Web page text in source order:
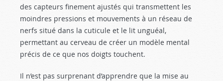
des capteurs finement ajustés qui transmettent les
moindres pressions et mouvements à un réseau de
nerfs situé dans la cuticule et le lit unguéal,
permettant au cerveau de créer un modèle mental
précis de ce que nos doigts touchent.
Il n’est pas surprenant d’apprendre que la mise au